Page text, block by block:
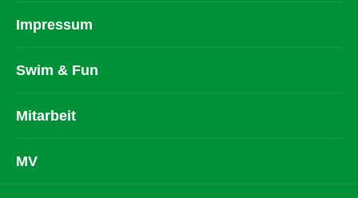
Impressum
Swim & Fun
Mitarbeit
MV